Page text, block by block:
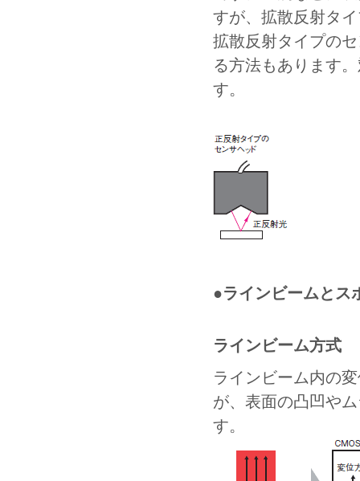
すが、拡散反射タ
拡散反射タイプの
る方法もあります
す。
●ラインビームとス
ラインビーム方式
ラインビーム内の
が、表面の凸凹や
す。